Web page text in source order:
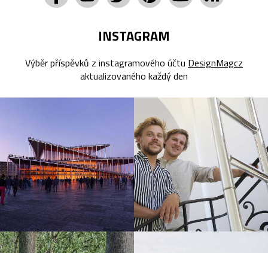
INSTAGRAM
Výběr příspěvků z instagramového účtu DesignMagcz
aktualizovaného každý den